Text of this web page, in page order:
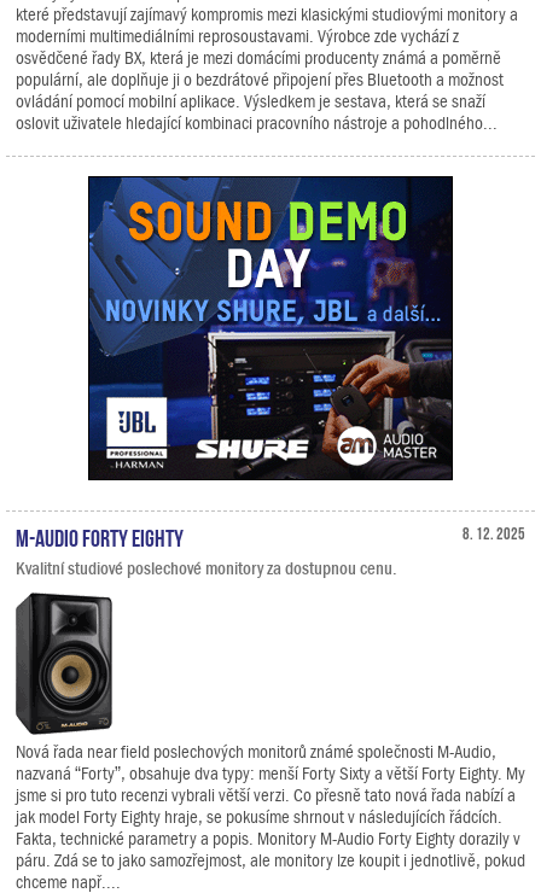
které představují zajímavý kompromis mezi klasickými studiovými monitory a
moderními multimediálními reprosoustavami. Výrobce zde vychází z
osvědčené řady BX, která je mezi domácími producenty známá a poměrně
populární, ale doplňuje ji o bezdrátové připojení přes Bluetooth a možnost
ovládání pomocí mobilní aplikace. Výsledkem je sestava, která se snaží
oslovit uživatele hledající kombinaci pracovního nástroje a pohodlného...
8. 12. 2025
M-Audio Forty Eighty
Kvalitní studiové poslechové monitory za dostupnou cenu.
Nová řada near field poslechových monitorů známé společnosti M-Audio,
nazvaná “Forty”, obsahuje dva typy: menší Forty Sixty a větší Forty Eighty. My
jsme si pro tuto recenzi vybrali větší verzi. Co přesně tato nová řada nabízí a
jak model Forty Eighty hraje, se pokusíme shrnout v následujících řádcích.
Fakta, technické parametry a popis. Monitory M-Audio Forty Eighty dorazily v
páru. Zdá se to jako samozřejmost, ale monitory lze koupit i jednotlivě, pokud
chceme např....